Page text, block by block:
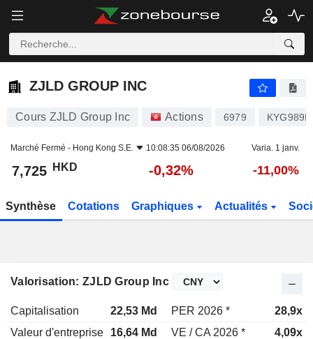
ZJLD GROUP INC
ZJLD GROUP INC
Cours ZJLD Group Inc Actions 6979
Marché Fermé - Hong Kong S.E. 10:08:35 06/08/2026 Varia. 1 janv.
7,725 HKD -0,32% -11,00%
Synthèse Cotations Graphiques Actualités
Valorisation: ZJLD Group Inc
Capitalisation 22,53 Md PER 2026 *
28,9x
Valeur d'entreprise
16,64 Md VE / CA 2026 *
4,09x